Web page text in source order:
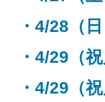
・4/28（
・4/29（
・4/29（